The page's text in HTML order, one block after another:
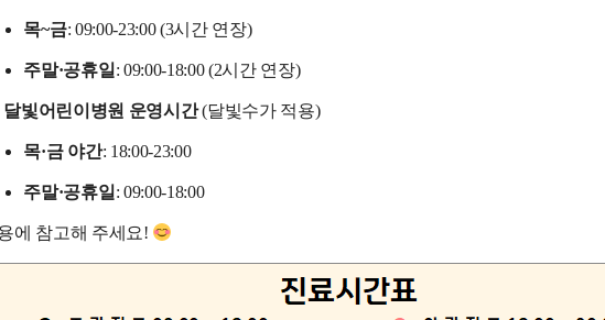
목~금: 09:00-23:00 (3시간 연장)
주말·공휴일 : 09:00-18:00 (2시간 연장)
달빛어린이병원 운영시간(달빛수가 적용)
목·금 야간: 18:00-23:00
주말·공휴일 : 09:00-18:00
에 참고해 주세요!